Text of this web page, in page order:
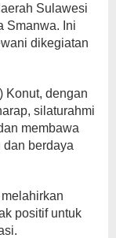
Sulawesi
Smanwa. Ini
dikegiatan
Konut, dengan
silaturahmi
membawa
dan berdaya
positif untuk